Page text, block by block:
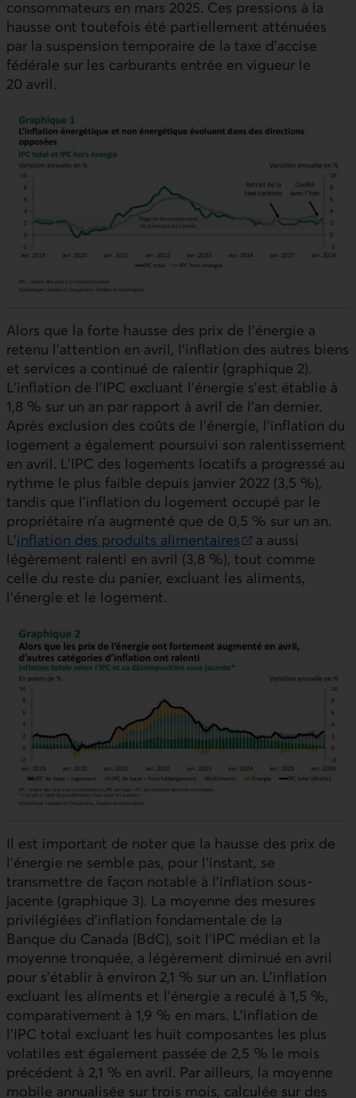
consommateurs en mars 2025. Ces pressions à la
hausse ont toutefois été partiellement atténuées
par la suspension temporaire de la taxe d’accise
fédérale sur les carburants entrée en vigueur le
20 avril.
Alors que la forte hausse des prix de l’énergie a
retenu l’attention en avril, l’inflation des autres biens
et services a continué de ralentir (graphique 2).
L’inflation de l’IPC excluant l’énergie s’est établie à
1,8 % sur un an par rapport à avril de l’an dernier.
Après exclusion des coûts de l’énergie, l’inflation du
logement a également poursuivi son ralentissement
en avril. L’IPC des logements locatifs a progressé au
rythme le plus faible depuis janvier 2022 (3,5 %),
tandis que l’inflation du logement occupé par le
propriétaire n’a augmenté que de 0,5 % sur un an.
L’inflation des produits alimentaires
Lien externe au site.
a aussi
légèrement ralenti en avril (3,8 %), tout comme
celle du reste du panier, excluant les aliments,
l’énergie et le logement.
Il est important de noter que la hausse des prix de
l’énergie ne semble pas, pour l’instant, se
transmettre de façon notable à l’inflation sous-
jacente (graphique 3). La moyenne des mesures
privilégiées d’inflation fondamentale de la
Banque du Canada (BdC), soit l’IPC médian et la
moyenne tronquée, a légèrement diminué en avril
pour s’établir à environ 2,1 % sur un an. L’inflation
excluant les aliments et l’énergie a reculé à 1,5 %,
comparativement à 1,9 % en mars. L’inflation de
l’IPC total excluant les huit composantes les plus
volatiles est également passée de 2,5 % le mois
précédent à 2,1 % en avril. Par ailleurs, la moyenne
mobile annualisée sur trois mois, calculée sur des